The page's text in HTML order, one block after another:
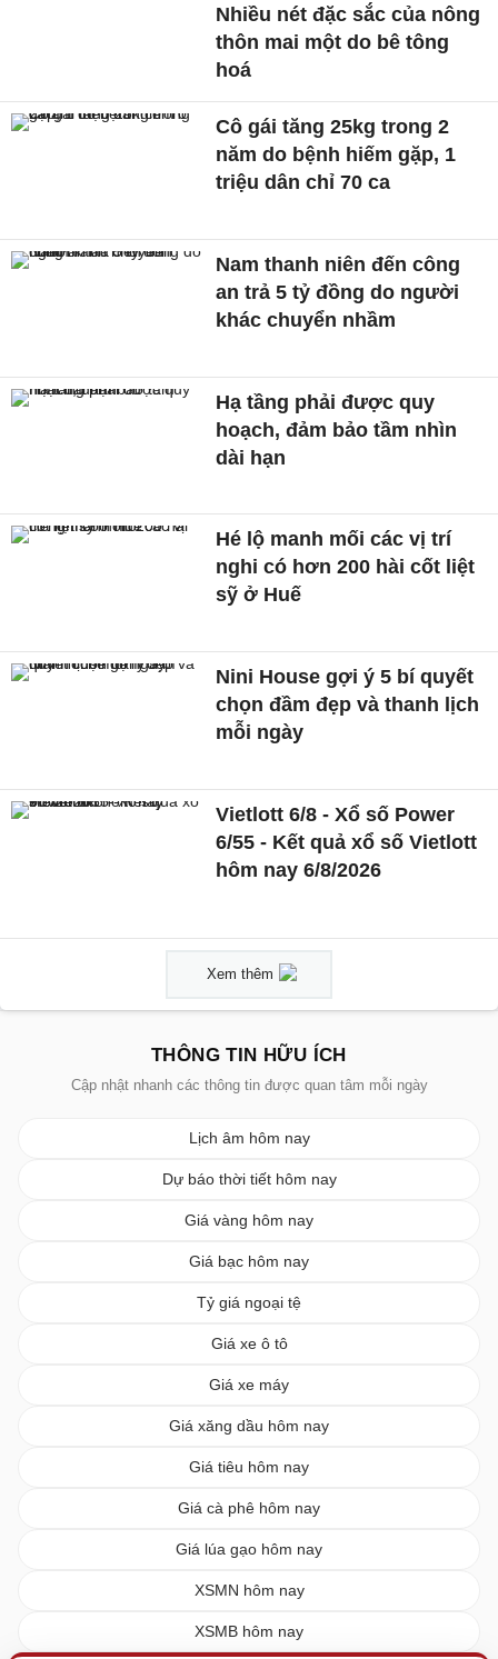
Nhiều nét đặc sắc của nông
thôn mai một do bê tông
hoá
Cô gái tăng 25kg trong 2
năm do bệnh hiếm gặp, 1
triệu dân chỉ 70 ca
Nam thanh niên đến công
an trả 5 tỷ đồng do người
khác chuyển nhầm
Hạ tầng phải được quy
hoạch, đảm bảo tầm nhìn
dài hạn
Hé lộ manh mối các vị trí
nghi có hơn 200 hài cốt liệt
sỹ ở Huế
Nini House gợi ý 5 bí quyết
chọn đầm đẹp và thanh lịch
mỗi ngày
Vietlott 6/8 - Xổ số Power
6/55 - Kết quả xổ số Vietlott
hôm nay 6/8/2026
Xem thêm
THÔNG TIN HỮU ÍCH
Cập nhật nhanh các thông tin được quan tâm mỗi ngày
Lịch âm hôm nay
Dự báo thời tiết hôm nay
Giá vàng hôm nay
Giá bạc hôm nay
Tỷ giá ngoại tệ
Giá xe ô tô
Giá xe máy
Giá xăng dầu hôm nay
Giá tiêu hôm nay
Giá cà phê hôm nay
Giá lúa gạo hôm nay
XSMN hôm nay
XSMB hôm nay